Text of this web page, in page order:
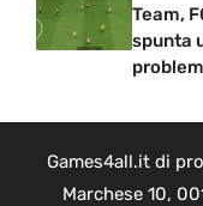
Team,
spunta
Games4all.it di
Marchese 10,